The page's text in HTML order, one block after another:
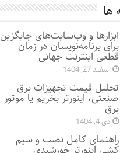
ها
ابزارها و وب‌سایت‌های جایگزین
برای برنامه‌نویسان در زمان
قطعی اینترنت جهانی
اسفند 27, 1404
تحلیل قیمت تجهیزات برق
صنعتی، اینورتر بخریم یا موتور
برق
دی 4, 1404
راهنمای کامل نصب و سیم